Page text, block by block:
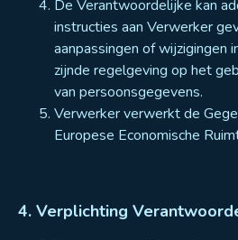
De Verantwoordelijke kan
instructies aan Verwerker
aanpassingen of wijzigingen
zijnde regelgeving op het
van persoonsgegevens.
Verwerker verwerkt de
Europese Economische
4. Verplichting